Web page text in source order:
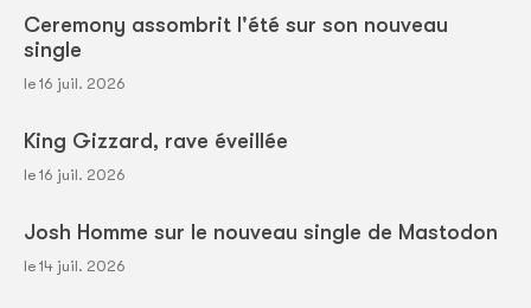
Ceremony assombrit l'été sur son nouveau
single
le 16 juil. 2026
King Gizzard, rave éveillée
le 16 juil. 2026
Josh Homme sur le nouveau single de Mastodon
le 14 juil. 2026